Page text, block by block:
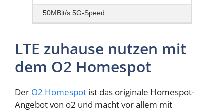
50MBit/s 5G-Speed
LTE zuhause nutzen mit
dem O2 Homespot
Der O2 Homespot ist das originale Homespot-
Angebot von o2 und macht vor allem mit